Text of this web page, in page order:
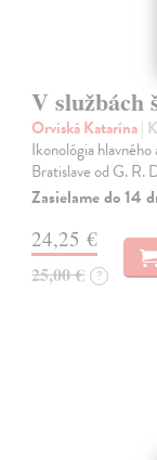
V službách
Orviská Katarína|
Ikonológia
Bratislave od G. R.
Zasielame do 14
24,25 €
25,00 € ?